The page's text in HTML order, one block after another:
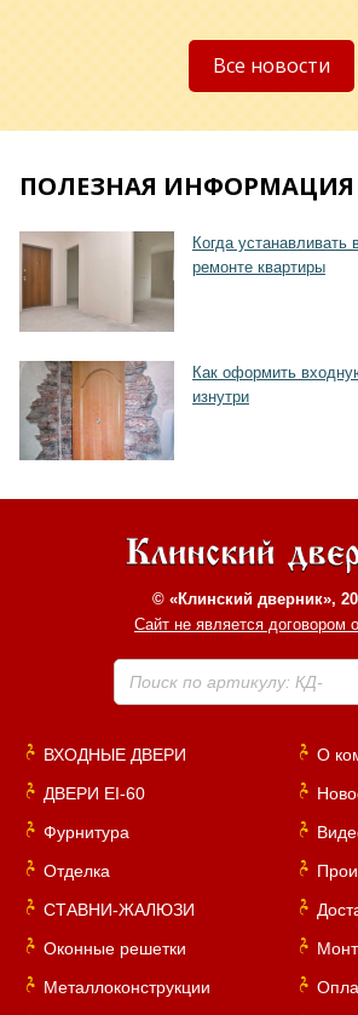
Все новости
ПОЛЕЗНАЯ ИНФОРМАЦИЯ
Когда
ремонте квартиры
Как оформить
изнутри
© «Клинский дверник»,
Сайт не является договором
Поиск по артикулу: КД-
ВХОДНЫЕ ДВЕРИ
ДВЕРИ EI-60
Фурнитура
Отделка
СТАВНИ-ЖАЛЮЗИ
Оконные решетки
Металлоконструкции
О